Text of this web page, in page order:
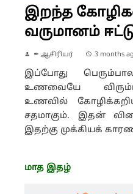
இறந்த
வருமானம்
✒ ஆசிரியர் 3 months
இப்போது
உணவையே
உணவில்
சதமாகும். இதன்
இதற்கு முக்கியக்
மாத இதழ்